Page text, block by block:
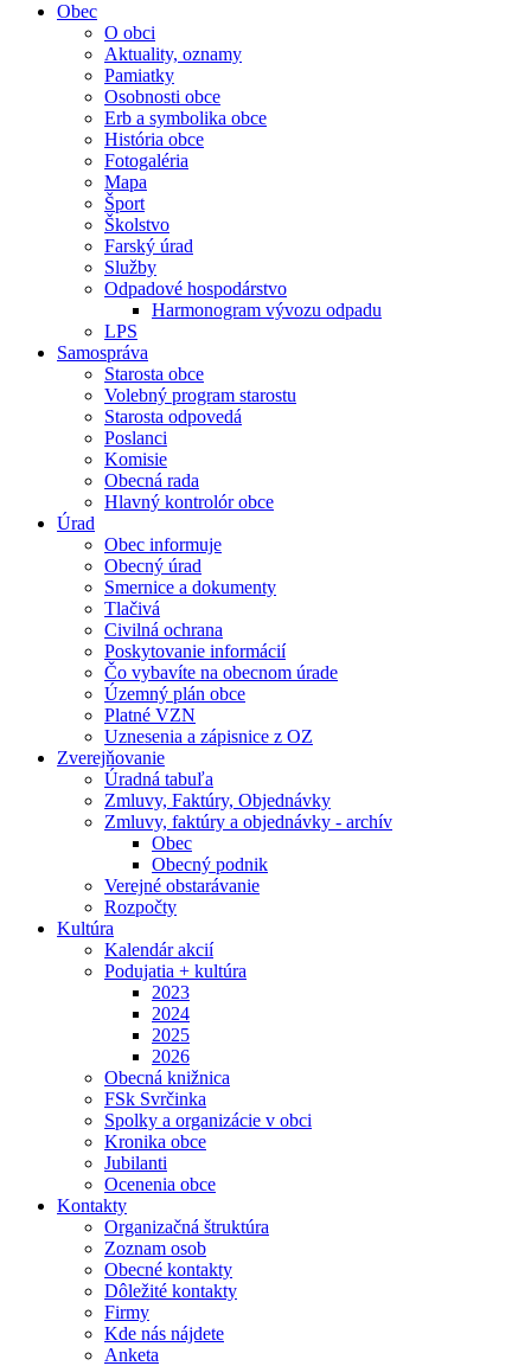
Obec
O obci
Aktuality, oznamy
Pamiatky
Osobnosti obce
Erb a symbolika obce
História obce
Fotogaléria
Mapa
Šport
Školstvo
Farský úrad
Služby
Odpadové hospodárstvo
Harmonogram vývozu odpadu
LPS
Samospráva
Starosta obce
Volebný program starostu
Starosta odpovedá
Poslanci
Komisie
Obecná rada
Hlavný kontrolór obce
Úrad
Obec informuje
Obecný úrad
Smernice a dokumenty
Tlačivá
Civilná ochrana
Poskytovanie informácií
Čo vybavíte na obecnom úrade
Územný plán obce
Platné VZN
Uznesenia a zápisnice z OZ
Zverejňovanie
Úradná tabuľa
Zmluvy, Faktúry, Objednávky
Zmluvy, faktúry a objednávky - archív
Obec
Obecný podnik
Verejné obstarávanie
Rozpočty
Kultúra
Kalendár akcií
Podujatia + kultúra
2023
2024
2025
2026
Obecná knižnica
FSk Svrčinka
Spolky a organizácie v obci
Kronika obce
Jubilanti
Ocenenia obce
Kontakty
Organizačná štruktúra
Zoznam osob
Obecné kontakty
Dôležité kontakty
Firmy
Kde nás nájdete
Anketa